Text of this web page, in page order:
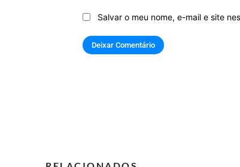
Salvar o meu nome, e-mail e site